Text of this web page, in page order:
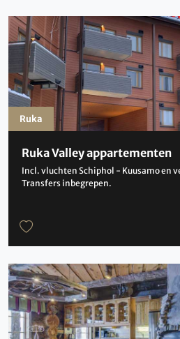
Ruka Valley appartementen
Incl. vluchten Schiphol - Kuusamo en
Transfers inbegrepen.
Ruka